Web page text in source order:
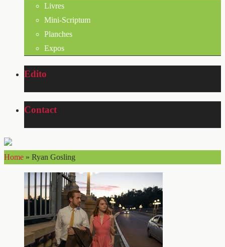
Livres
Mini-Scriptum
Planches
Expos
Edito
Contact
Home » Ryan Gosling